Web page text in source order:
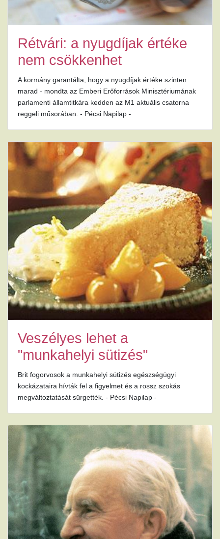
Rétvári: a nyugdíjak értéke
nem csökkenhet
A kormány garantálta, hogy a nyugdíjak értéke szinten
marad - mondta az Emberi Erőforrások Minisztériumának
parlamenti államtitkára kedden az M1 aktuális csatorna
reggeli műsorában. - Pécsi Napilap -
Veszélyes lehet a
"munkahelyi sütizés"
Brit fogorvosok a munkahelyi sütizés egészségügyi
kockázataira hívták fel a figyelmet és a rossz szokás
megváltoztatását sürgették. - Pécsi Napilap -